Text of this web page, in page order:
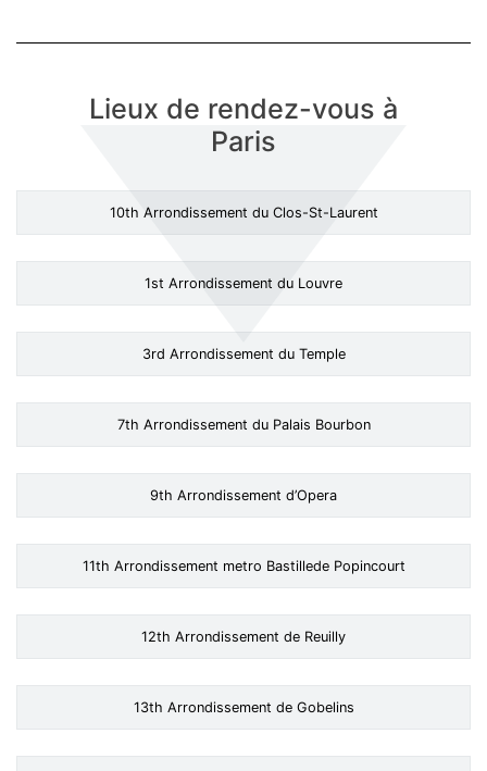
Lieux de rendez-vous à
Paris
10th Arrondissement du Clos-St-Laurent
1st Arrondissement du Louvre
3rd Arrondissement du Temple
7th Arrondissement du Palais Bourbon
9th Arrondissement d’Opera
11th Arrondissement metro Bastillede Popincourt
12th Arrondissement de Reuilly
13th Arrondissement de Gobelins